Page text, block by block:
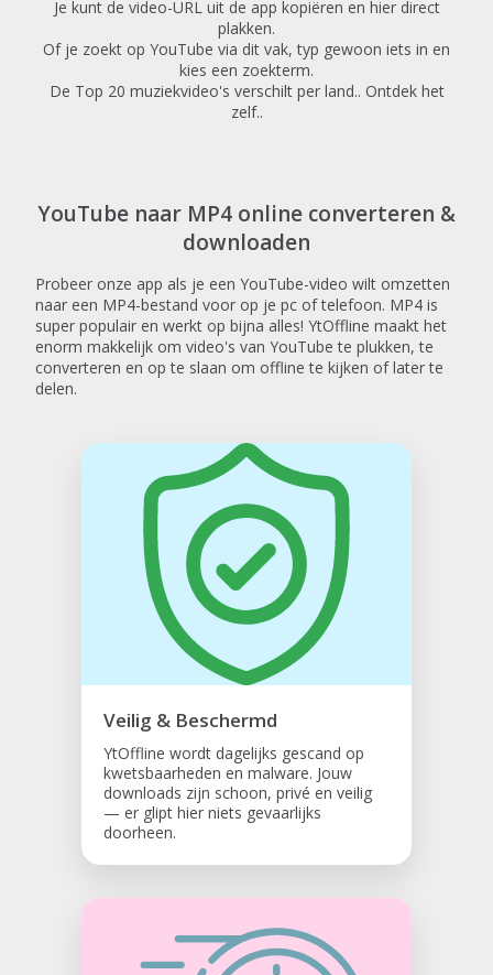
Je kunt de video-URL uit de app kopiëren en hier direct
plakken.
Of je zoekt op YouTube via dit vak, typ gewoon iets in en
kies een zoekterm.
De Top 20 muziekvideo's verschilt per land.. Ontdek het
zelf..
YouTube naar MP4 online converteren &
downloaden
Probeer onze app als je een YouTube-video wilt omzetten
naar een MP4-bestand voor op je pc of telefoon. MP4 is
super populair en werkt op bijna alles! YtOffline maakt het
enorm makkelijk om video's van YouTube te plukken, te
converteren en op te slaan om offline te kijken of later te
delen.
Veilig & Beschermd
YtOffline wordt dagelijks gescand op
kwetsbaarheden en malware. Jouw
downloads zijn schoon, privé en veilig
— er glipt hier niets gevaarlijks
doorheen.